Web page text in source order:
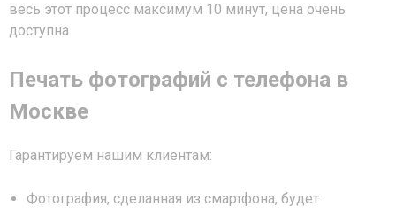
весь этот процесс максимум 10 минут, цена очень
доступна.
Печать фотографий с телефона в
Москве
Гарантируем нашим клиентам:
Фотография, сделанная из смартфона, будет